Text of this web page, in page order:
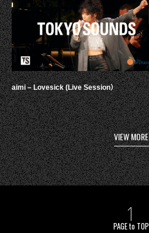
aimi – Lovesick (Live Session）
VIEW MORE
PAGE to TOP